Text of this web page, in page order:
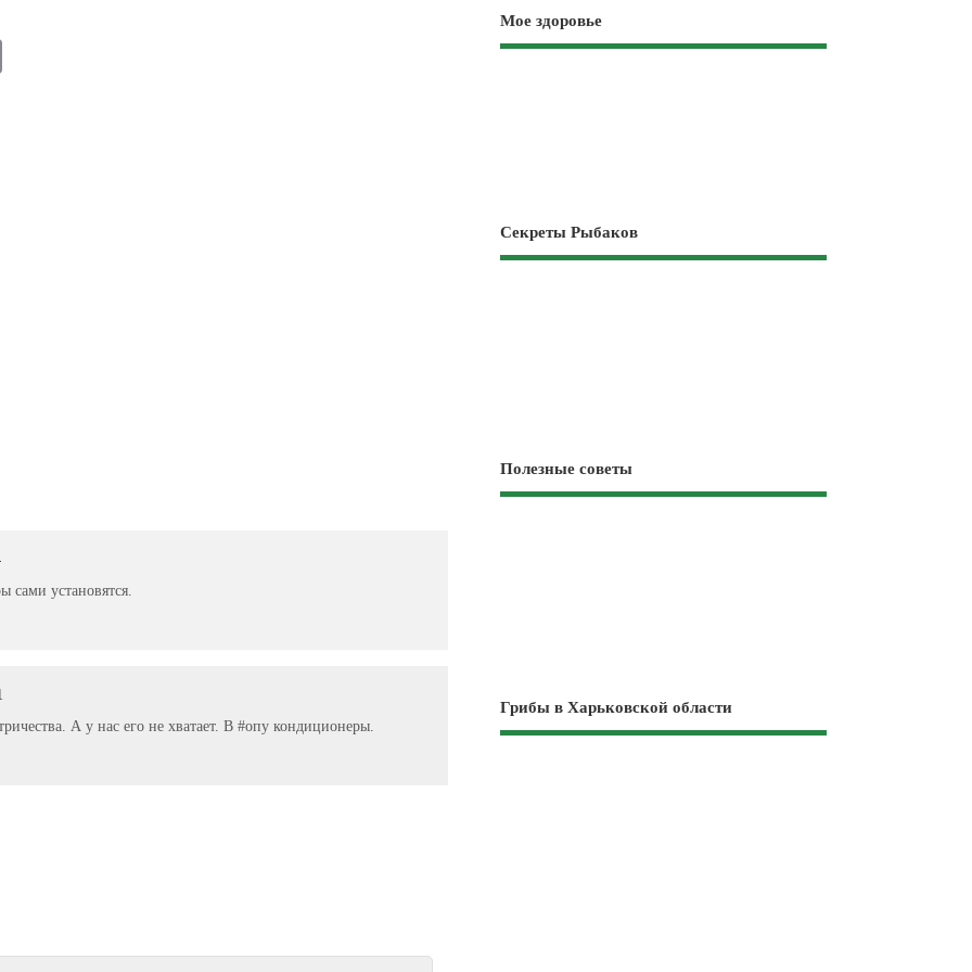
сами установятся.
А у нас его не хватает. В #опу кондиционеры.
Мое здоровье
Секреты Рыбаков
Полезные советы
Грибы в Харьковской области